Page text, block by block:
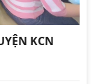
KCN